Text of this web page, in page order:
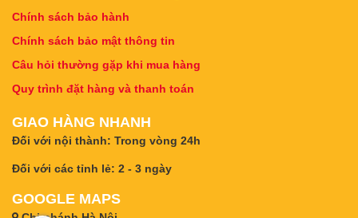
Chính sách bảo hành
Chính sách bảo mật thông tin
Câu hỏi thường gặp khi mua hàng
Quy trình đặt hàng và thanh toán
GIAO HÀNG NHANH
Đối với nội thành: Trong vòng 24h
Đối với các tỉnh lẻ: 2 - 3 ngày
GOOGLE MAPS